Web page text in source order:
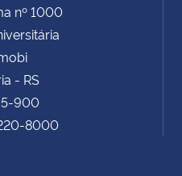
nº 1000
- RS
900
8000